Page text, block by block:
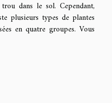
dans le sol. Cependant,
plusieurs types de plantes
en quatre groupes. Vous